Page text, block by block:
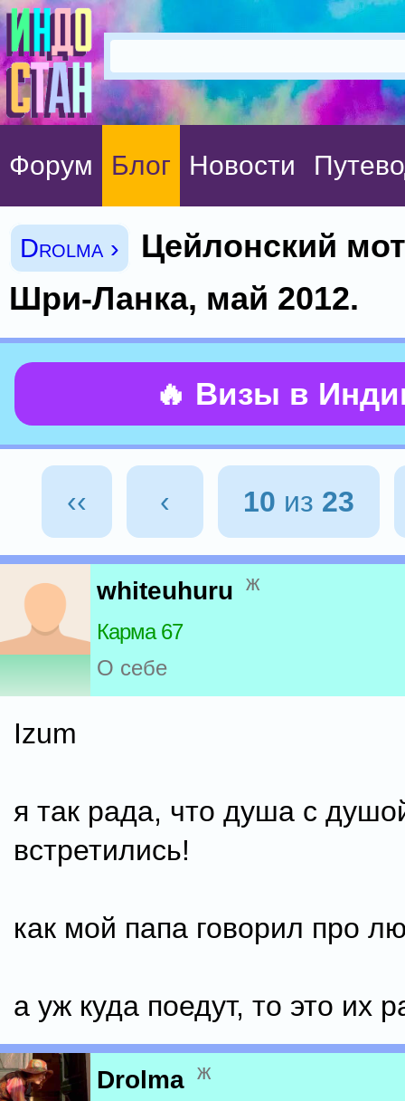
Форум Блог Новости
Drolma ›
Цейлонский
Шри-Ланка, май 2012.
🔥 Визы в
‹‹ ‹ 10 из 23
whiteuhuru ж
Карма 67
О себе
Izum
я так рада, что душа с
встретились!
как мой папа говорил про
а уж куда поедут, то это их
Drolma ж